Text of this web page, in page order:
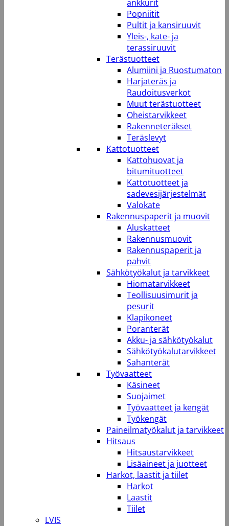
ankkurit
Popniitit
Pultit ja kansiruuvit
Yleis-, kate- ja
terassiruuvit
Terästuotteet
Alumiini ja Ruostumaton
Harjateräs ja
Raudoitusverkot
Muut terästuotteet
Oheistarvikkeet
Rakenneteräkset
Teräslevyt
Kattotuotteet
Kattohuovat ja
bitumituotteet
Kattotuotteet ja
sadevesijärjestelmät
Valokate
Rakennuspaperit ja muovit
Aluskatteet
Rakennusmuovit
Rakennuspaperit ja
pahvit
Sähkötyökalut ja tarvikkeet
Hiomatarvikkeet
Teollisuusimurit ja
pesurit
Klapikoneet
Poranterät
Akku- ja sähkötyökalut
Sähkötyökalutarvikkeet
Sahanterät
Työvaatteet
Käsineet
Suojaimet
Työvaatteet ja kengät
Työkengät
Paineilmatyökalut ja tarvikkeet
Hitsaus
Hitsaustarvikkeet
Lisäaineet ja juotteet
Harkot, laastit ja tiilet
Harkot
Laastit
Tiilet
LVIS